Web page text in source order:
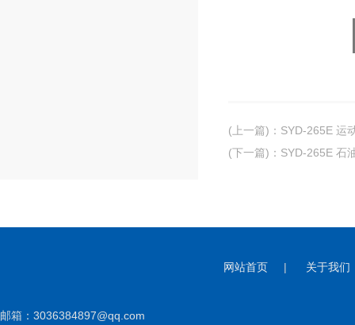
(上一篇) ： SYD-265E 运
(下一篇) ： SYD-265E 石
网站首页 | 关于我们
邮箱： 3036384897@qq.com